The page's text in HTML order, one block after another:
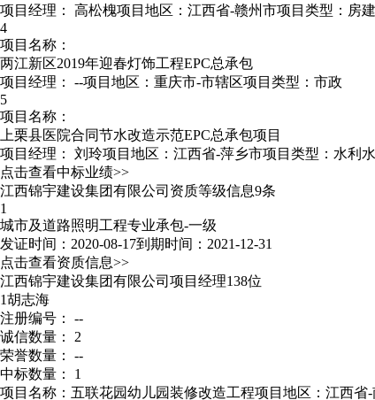
项目经理： 高松槐项目地区：江西省-赣州市项目类型：房建
4
项目名称：
两江新区2019年迎春灯饰工程EPC总承包
项目经理： --项目地区：重庆市-市辖区项目类型：市政
5
项目名称：
上栗县医院合同节水改造示范EPC总承包项目
项目经理： 刘玲项目地区：江西省-萍乡市项目类型：水利
点击查看中标业绩>>
江西锦宇建设集团有限公司资质等级信息9条
1
城市及道路照明工程专业承包-一级
发证时间：2020-08-17到期时间：2021-12-31
点击查看资质信息>>
江西锦宇建设集团有限公司项目经理138位
1胡志海
注册编号： --
诚信数量： 2
荣誉数量： --
中标数量： 1
项目名称：五联花园幼儿园装修改造工程项目地区：江西省